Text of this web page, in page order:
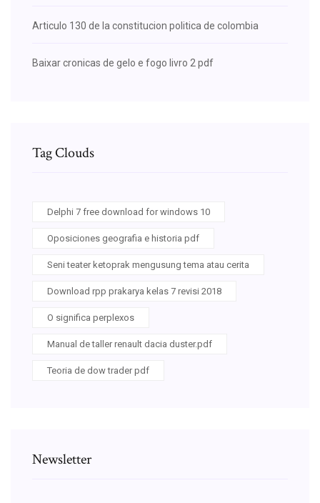
Articulo 130 de la constitucion politica de colombia
Baixar cronicas de gelo e fogo livro 2 pdf
Tag Clouds
Delphi 7 free download for windows 10
Oposiciones geografia e historia pdf
Seni teater ketoprak mengusung tema atau cerita
Download rpp prakarya kelas 7 revisi 2018
O significa perplexos
Manual de taller renault dacia duster.pdf
Teoria de dow trader pdf
Newsletter